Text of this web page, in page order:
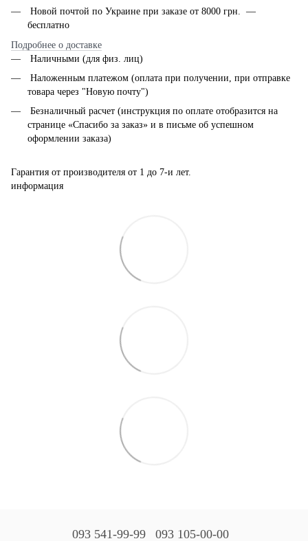
Новой почтой по Украине при заказе от 8000 грн. —
бесплатно
Подробнее о доставке
Наличными (для физ. лиц)
Наложенным платежом (оплата при получении, при отправке
товара через "Новую почту")
Безналичный расчет (инструкция по оплате отобразится на
странице «Спасибо за заказ» и в письме об успешном
оформлении заказа)
Гарантия от производителя от 1 до 7-и лет.
информация
093 541-99-99 093 105-00-00